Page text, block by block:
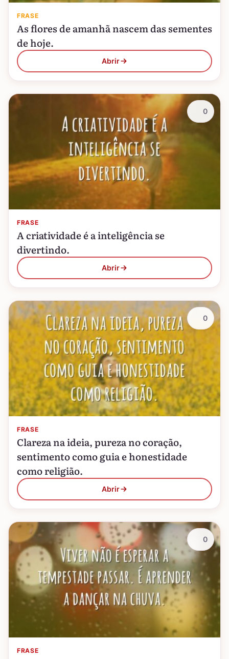
FRASE
As flores de amanhã nascem das sementes
de hoje.
Abrir
FRASE
A criatividade é a inteligência se
divertindo.
Abrir
0
FRASE
Clareza na ideia, pureza no coração,
sentimento como guia e honestidade
como religião.
Abrir
0
FRASE
0